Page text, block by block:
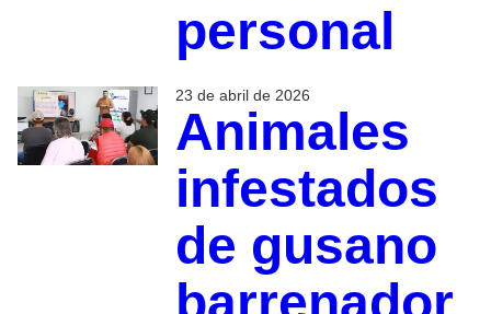
personal
23 de abril de 2026
Animales
infestados
de gusano